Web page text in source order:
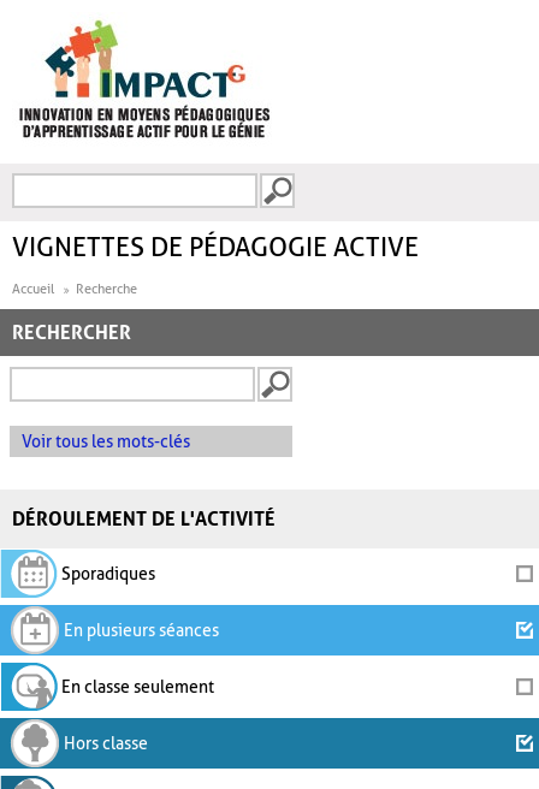
FORMULAIRE DE
VIGNETTES DE PÉDAGOGIE ACTIVE
Accueil Recherche
RECHERCHER
Voir tous les mots-clés
DÉROULEMENT DE L'ACTIVITÉ
Sporadiques
En plusieurs séances
En classe seulement
Hors classe